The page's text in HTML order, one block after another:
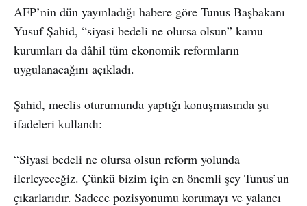
AFP’nin dün yayınladığı habere göre Tunus Başbakanı
Yusuf Şahid, “siyasi bedeli ne olursa olsun” kamu
kurumları da dâhil tüm ekonomik reformların
uygulanacağını açıkladı.
Şahid, meclis oturumunda yaptığı konuşmasında şu
ifadeleri kullandı:
“Siyasi bedeli ne olursa olsun reform yolunda
ilerleyeceğiz. Çünkü bizim için en önemli şey Tunus’un
çıkarlarıdır. Sadece pozisyonumu korumayı ve yalancı